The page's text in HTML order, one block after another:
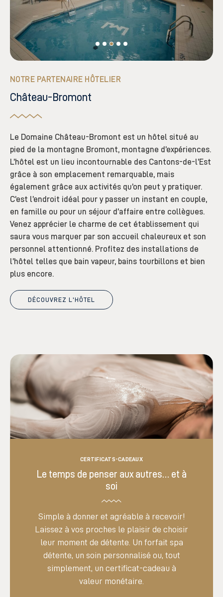
NOTRE PARTENAIRE HÔTELIER
Château-Bromont
Le Domaine Château-Bromont est un hôtel situé au
pied de la montagne Bromont, montagne d’expériences.
L’hôtel est un lieu incontournable des Cantons-de-l’Est
grâce à son emplacement remarquable, mais
également grâce aux activités qu’on peut y pratiquer.
C’est l’endroit idéal pour y passer un instant en couple,
en famille ou pour un séjour d’affaire entre collègues.
Venez apprécier le charme de cet établissement qui
saura vous marquer par son accueil chaleureux et son
personnel attentionné. Profitez des installations de
l’hôtel telles que bain vapeur, bains tourbillons et bien
plus encore.
DÉCOUVREZ L'HÔTEL
CERTIFICATS-CADEAUX
Le temps de penser aux autres… et à
soi
Simple à donner et agréable à recevoir!
Laissez à vos proches le plaisir de choisir
leur moment de détente. Un forfait spa
détente, un soin personnalisé ou, tout
simplement, un certificat-cadeau à
valeur monétaire.